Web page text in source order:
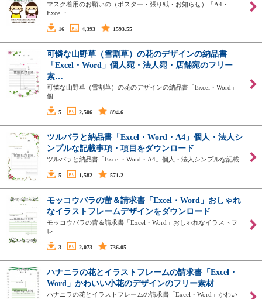
マスク着用のお願いの（ポスター・張り紙・お知らせ）「A4・
Excel・…
16 4,393 1593.55
可憐な山野草（雪割草）の花のデザインの納品書
「Excel・Word」個人宛・法人宛・店舗宛のフリー
素…
可憐な山野草（雪割草）の花のデザインの納品書「Excel・Word」
個…
5 2,506 894.6
ツルバラと納品書「Excel・Word・A4」個人・法人シ
ンプルな記載事項・項目をダウンロード
ツルバラと納品書「Excel・Word・A4」個人・法人シンプルな記載…
5 1,582 571.2
モッコウバラの蕾＆請求書「Excel・Word」おしゃれ
なイラストフレームデザインをダウンロード
モッコウバラの蕾＆請求書「Excel・Word」おしゃれなイラストフ
レ…
3 2,073 736.05
ハナニラの花とイラストフレームの請求書「Excel・
Word」かわいい小花のデザインのフリー素材
ハナニラの花とイラストフレームの請求書「Excel・Word」かわい